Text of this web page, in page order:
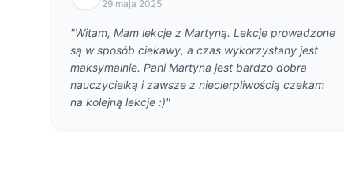
29 maja 2025
"Witam, Mam lekcje z Martyną. Lekcje prowadzone
są w sposób ciekawy, a czas wykorzystany jest
maksymalnie. Pani Martyna jest bardzo dobra
nauczycielką i zawsze z niecierpliwością czekam
na kolejną lekcje :)"